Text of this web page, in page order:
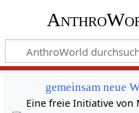
gemeinsam neue
Eine freie Initiative von